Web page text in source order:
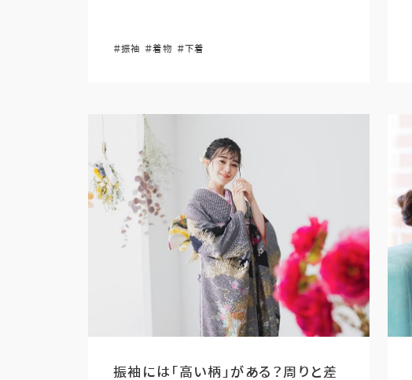
＃振袖 ＃着物 ＃下着
振袖には「高い柄」がある？周りと差